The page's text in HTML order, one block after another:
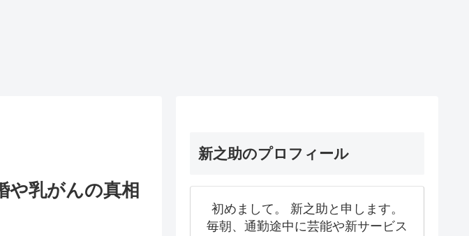
や乳がんの真相
新之助のプロフィール
初めまして。 新之助と申します。
毎朝、通勤途中に芸能や新サービス